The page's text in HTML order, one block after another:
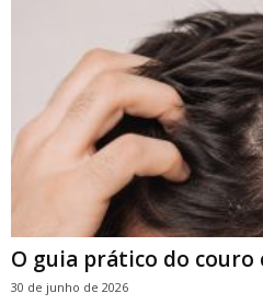
O guia prático do couro
30 de junho de 2026